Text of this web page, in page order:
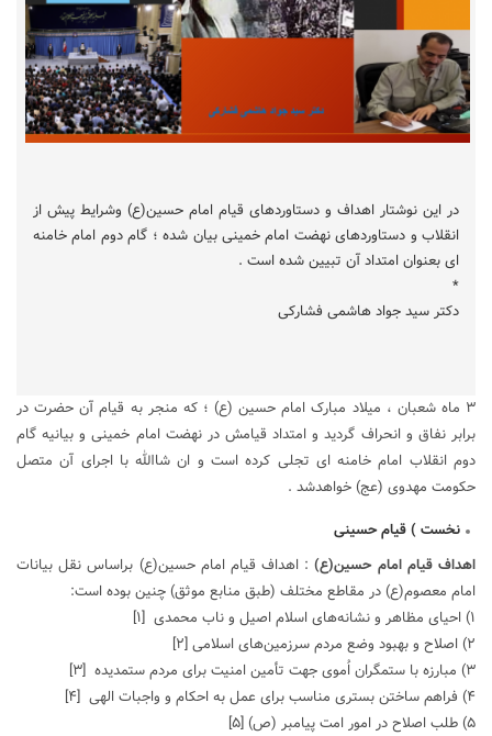
در این نوشتار اهداف و دستاوردهای قیام امام حسین(ع) وشرایط پیش از
انقلاب و دستاوردهای نهضت امام خمینی بیان شده ؛ گام دوم امام خامنه
ای بعنوان امتداد آن تبیین شده است .
*
دکتر سید جواد هاشمی فشارکی
۳ ماه شعبان ، میلاد مبارک امام حسین (ع) ؛ که منجر به قیام آن حضرت در
برابر نفاق و انحراف گردید و امتداد قیامش در نهضت امام خمینی و بیانیه گام
دوم انقلاب امام خامنه ای تجلی کرده است و ان شاالله با اجرای آن متصل
حکومت مهدوی (عج) خواهدشد .
نخست ) قیام حسینی
اهداف قیام امام حسین(ع): اهداف قیام امام حسین(ع) براساس نقل بیانات
امام معصوم(ع) در مقاطع مختلف (طبق منابع موثق) چنین بوده است:
۱) احیای مظاهر و نشانه‌های اسلام اصیل و ناب محمدی
[۱]
۲) اصلاح و بهبود وضع مردم سرزمین‌های اسلامی
[۲]
۳) مبارزه با ستمگران اُموی جهت تأمین امنیت برای مردم ستمدیده
[۳]
۴) فراهم ساختن بستری مناسب برای عمل به احکام و واجبات الهی
[۴]
۵) طلب اصلاح در امور امت پیامبر (ص)
[۵]